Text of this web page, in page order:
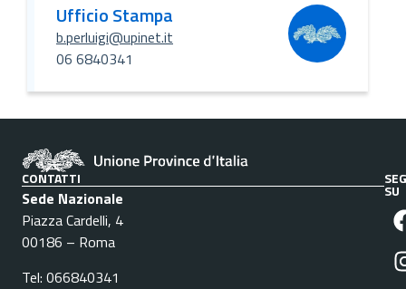
Ufficio Stampa
b.perluigi@upinet.it
06 6840341
CONTATTI
Sede Nazionale
Piazza Cardelli, 4
00186 – Roma
Tel: 066840341
SU